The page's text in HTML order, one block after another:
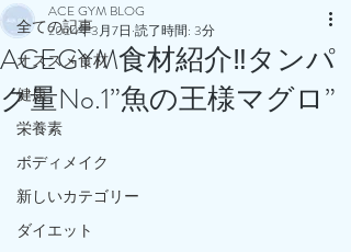
全ての記事
オススメ食材
健康
栄養素
ボディメイク
新しいカテゴリー
ダイエット
ACEGYM食材紹介‼️タンパ
ク量No.1”魚の王様マグロ”
ACE GYM BLOG
2024年3月7日 読了時間: 3分